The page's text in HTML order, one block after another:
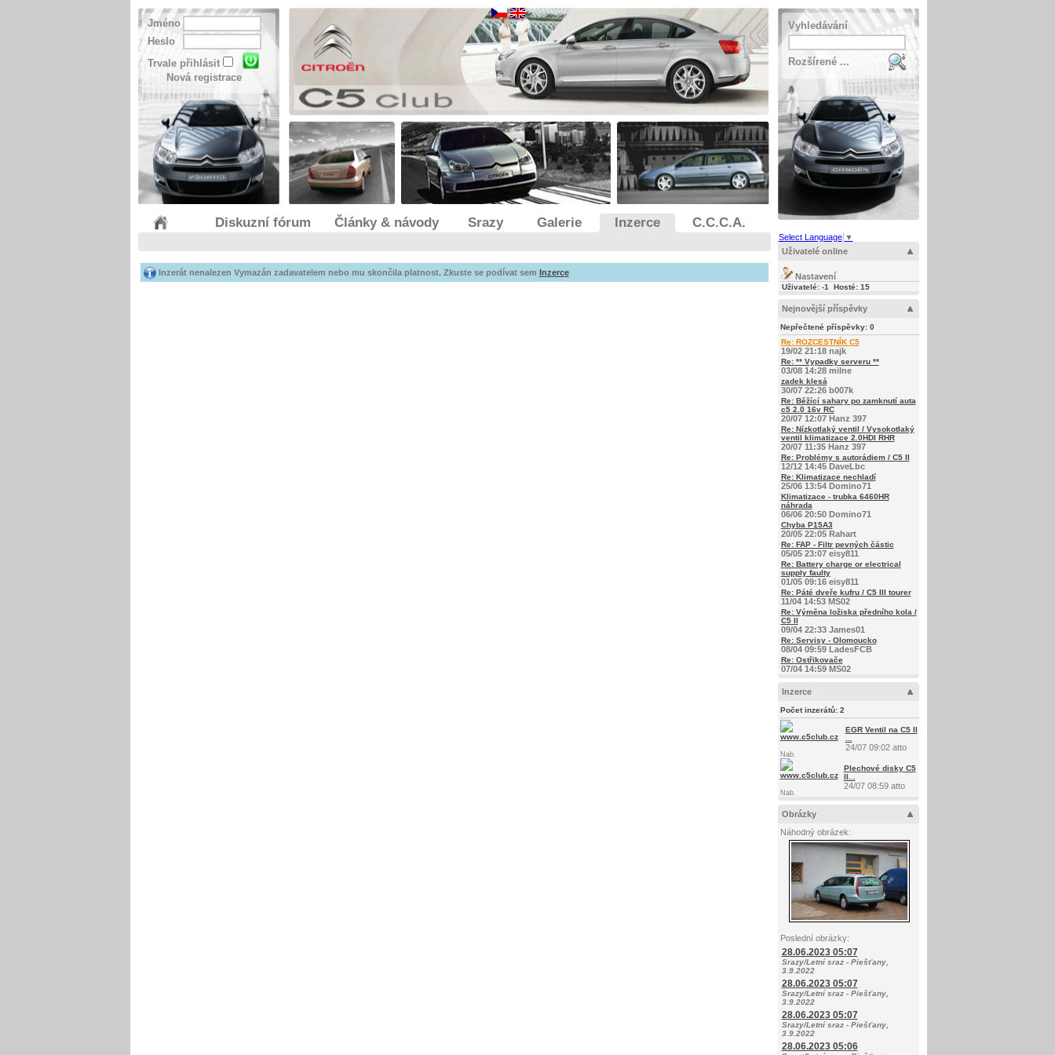
Jméno
Heslo
Trvale přihlásit
Nová registrace
Vyhledávání
Rozšírené ...
Diskuzní fórum Články & návody Srazy Galerie Inzerce C.C.C.A.
Inzerát nenalezen Vymazán zadavatelem nebo mu skončila platnost. Zkuste se podívat sem Inzerce
Select Language ▼
Uživatelé online
Nastavení
Uživatelé: -1 Hosté: 15
Nejnovější příspěvky
Nepřečtené příspěvky: 0
Re: ROZCESTNÍK C5
19/02 21:18 najk
Re: ** Vypadky serveru **
03/08 14:28 milne
zadek klesá
30/07 22:26 b007k
Re: Běžící sahary po zamknutí auta
c5 2.0 16v RC
20/07 12:07 Hanz 397
Re: Nízkotlaký ventil / Vysokotlaký
ventil klimatizace 2.0HDI RHR
20/07 11:35 Hanz 397
Re: Problémy s autorádiem / C5 II
12/12 14:45 DaveLbc
Re: Klimatizace nechladí
25/06 13:54 Domino71
Klimatizace - trubka 6460HR
náhrada
06/06 20:50 Domino71
Chyba P15A3
20/05 22:05 Rahart
Re: FAP - Filtr pevných částic
05/05 23:07 eisy811
Re: Battery charge or electrical
supply faulty
01/05 09:16 eisy811
Re: Páté dveře kufru / C5 III tourer
11/04 14:53 MS02
Re: Výměna ložiska předního kola /
C5 II
09/04 22:33 James01
Re: Servisy - Olomoucko
08/04 09:59 LadesFCB
Re: Ostřikovače
07/04 14:59 MS02
Inzerce
Počet inzerátů: 2
Nab.
EGR Ventil na C5 II
24/07 09:02 atto
Nab.
Plechové disky C5
II...
24/07 08:59 atto
Obrázky
Náhodný obrázek:
Poslední obrázky:
28.06.2023 05:07
Srazy/Letní sraz - Piešťany,
3.9.2022
28.06.2023 05:07
Srazy/Letní sraz - Piešťany,
3.9.2022
28.06.2023 05:07
Srazy/Letní sraz - Piešťany,
3.9.2022
28.06.2023 05:06